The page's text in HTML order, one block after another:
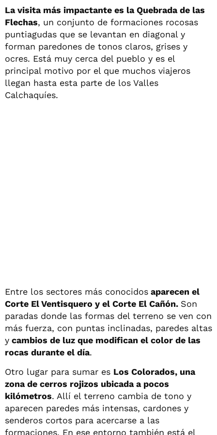
La visita más impactante es la Quebrada de las
Flechas, un conjunto de formaciones rocosas
puntiagudas que se levantan en diagonal y
forman paredones de tonos claros, grises y
ocres. Está muy cerca del pueblo y es el
principal motivo por el que muchos viajeros
llegan hasta esta parte de los Valles
Calchaquíes.
Entre los sectores más conocidos aparecen el
Corte El Ventisquero y el Corte El Cañón. Son
paradas donde las formas del terreno se ven con
más fuerza, con puntas inclinadas, paredes altas
y cambios de luz que modifican el color de las
rocas durante el día.
Otro lugar para sumar es Los Colorados, una
zona de cerros rojizos ubicada a pocos
kilómetros. Allí el terreno cambia de tono y
aparecen paredes más intensas, cardones y
senderos cortos para acercarse a las
formaciones. En ese entorno también está el